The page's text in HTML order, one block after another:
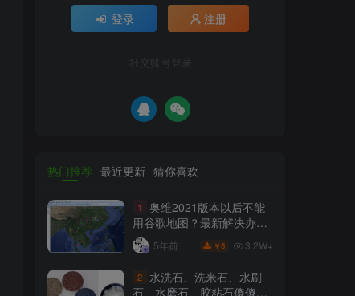
登录 注册
社交账号登录
热门推荐 最近更新 猜你喜欢
1
奥维2021版本以后不能
用谷歌地图？最新解决办法
苹果安卓电脑
5年前 ￥3 3.2W+
2
水洗石、洗米石、水刷
石、水磨石、胶粘石傻傻分